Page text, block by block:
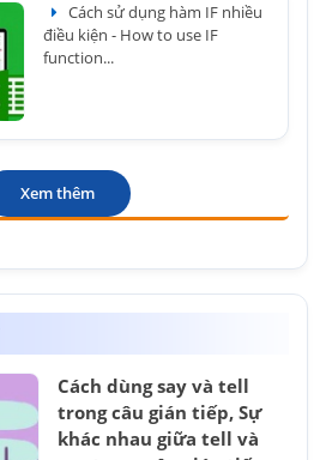
Cách sử dụng hàm IF nhiều
điều kiện - How to use IF
function...
Xem thêm
Cách dùng say và tell
trong câu gián tiếp, Sự
khác nhau giữa tell và